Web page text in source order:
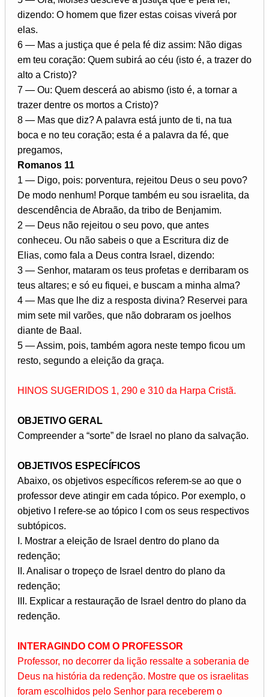
dizendo: O homem que fizer estas coisas viverá por
elas.
6 — Mas a justiça que é pela fé diz assim: Não digas
em teu coração: Quem subirá ao céu (isto é, a trazer do
alto a Cristo)?
7 — Ou: Quem descerá ao abismo (isto é, a tornar a
trazer dentre os mortos a Cristo)?
8 — Mas que diz? A palavra está junto de ti, na tua
boca e no teu coração; esta é a palavra da fé, que
pregamos,
Romanos 11
1 — Digo, pois: porventura, rejeitou Deus o seu povo?
De modo nenhum! Porque também eu sou israelita, da
descendência de Abraão, da tribo de Benjamim.
2 — Deus não rejeitou o seu povo, que antes
conheceu. Ou não sabeis o que a Escritura diz de
Elias, como fala a Deus contra Israel, dizendo:
3 — Senhor, mataram os teus profetas e derribaram os
teus altares; e só eu fiquei, e buscam a minha alma?
4 — Mas que lhe diz a resposta divina? Reservei para
mim sete mil varões, que não dobraram os joelhos
diante de Baal.
5 — Assim, pois, também agora neste tempo ficou um
resto, segundo a eleição da graça.
HINOS SUGERIDOS 1, 290 e 310 da Harpa Cristã.
OBJETIVO GERAL
Compreender a “sorte” de Israel no plano da salvação.
OBJETIVOS ESPECÍFICOS
Abaixo, os objetivos específicos referem-se ao que o
professor deve atingir em cada tópico. Por exemplo, o
objetivo I refere-se ao tópico I com os seus respectivos
subtópicos.
I. Mostrar a eleição de Israel dentro do plano da
redenção;
II. Analisar o tropeço de Israel dentro do plano da
redenção;
III. Explicar a restauração de Israel dentro do plano da
redenção.
INTERAGINDO COM O PROFESSOR
Professor, no decorrer da lição ressalte a soberania de
Deus na história da redenção. Mostre que os israelitas
foram escolhidos pelo Senhor para receberem o